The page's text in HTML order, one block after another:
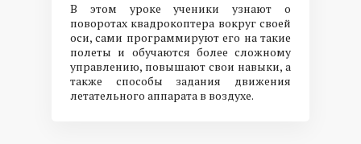
В этом уроке ученики узнают о
поворотах квадрокоптера вокруг своей
оси, сами программируют его на такие
полеты и обучаются более сложному
управлению, повышают свои навыки, а
также способы задания движения
летательного аппарата в воздухе.